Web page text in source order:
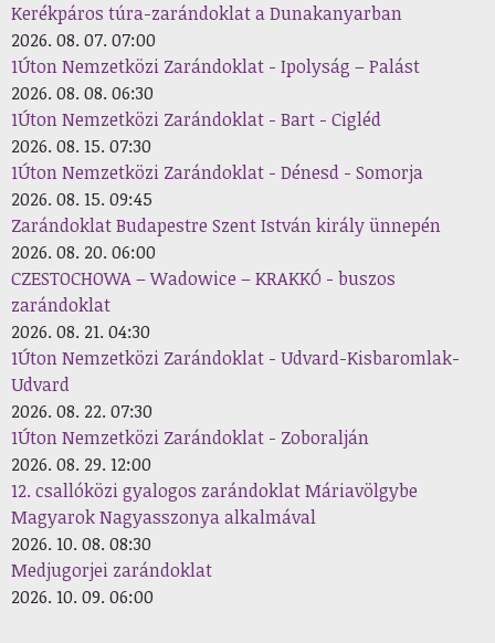
Kerékpáros túra-zarándoklat a Dunakanyarban
2026. 08. 07. 07:00
1Úton Nemzetközi Zarándoklat - Ipolyság – Palást
2026. 08. 08. 06:30
1Úton Nemzetközi Zarándoklat - Bart - Cigléd
2026. 08. 15. 07:30
1Úton Nemzetközi Zarándoklat - Dénesd - Somorja
2026. 08. 15. 09:45
Zarándoklat Budapestre Szent István király ünnepén
2026. 08. 20. 06:00
CZESTOCHOWA – Wadowice – KRAKKÓ - buszos
zarándoklat
2026. 08. 21. 04:30
1Úton Nemzetközi Zarándoklat - Udvard-Kisbaromlak-
Udvard
2026. 08. 22. 07:30
1Úton Nemzetközi Zarándoklat - Zoboralján
2026. 08. 29. 12:00
12. csallóközi gyalogos zarándoklat Máriavölgybe
Magyarok Nagyasszonya alkalmával
2026. 10. 08. 08:30
Medjugorjei zarándoklat
2026. 10. 09. 06:00